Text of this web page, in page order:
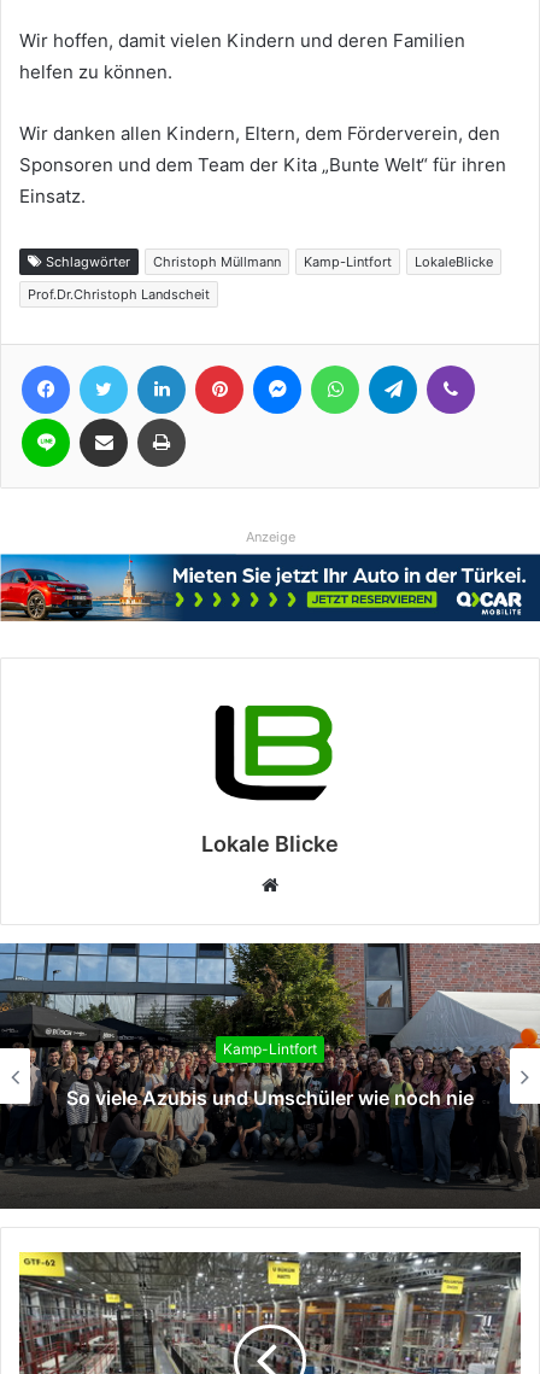
Wir hoffen, damit vielen Kindern und deren Familien
helfen zu können.
Wir danken allen Kindern, Eltern, dem Förderverein, den
Sponsoren und dem Team der Kita „Bunte Welt“ für ihren
Einsatz.
Schlagwörter Christoph Müllmann Kamp-Lintfort
LokaleBlicke
Prof.Dr.Christoph Landscheit
FacebookTwitter LinkedIn Pinterest MessengerWhatsAppTelegram
Line Teile per E-Mail Drucken
Anzeige
Lokale Blicke
Webseite
Kamp-Lintfort
So viele Azubis und Umschüler wie noch nie